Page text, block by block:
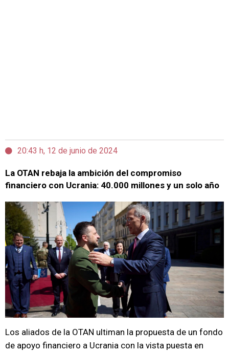
20:43 h, 12 de junio de 2024
La OTAN rebaja la ambición del compromiso
financiero con Ucrania: 40.000 millones y un solo año
Los aliados de la OTAN ultiman la propuesta de un fondo
de apoyo financiero a Ucrania con la vista puesta en